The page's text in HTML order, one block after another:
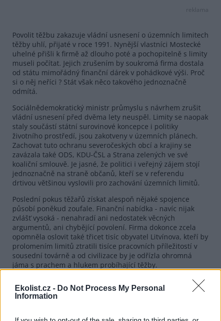
Ekolist.cz - Do Not Process My Personal
Information
reklama
Povolit těžbu zakazuje vládní usnesení o územních limitech
těžby uhlí, přijaté v roce 1991. Nynější vlastníci Mostecké
uhelné přišli k firmě až dlouho poté a pochopitelně s limity
museli počítat. Jejich zrušením by soukromá firma dostala
od státu mimořádný finanční dárek v pohádkové výši. Proč
si o něj neříci ? Stát však něco takového jednoznačně
odmítá.
Sociálnědemokratický ministr průmyslu s návrhem zrušit
vládní usnesení před dvěma lety neuspěl. Limity se naopak
staly součástí státní surovinové koncepce i politiky
životního prostředí, jsou zakotveny v územních plánech.
Zachovat tuto ochranu severočeských obcí a krajiny se
zavázala také ODS, KDU-ČSL a Strana zelených ve své
koaliční smlouvě. Je jasné, že politici i veřejný zájem stojí
jednoznačně na straně občanů, kteří se v referendu
drtivou většinou vyslovili pro zachování územních limitů.
Poslední pokus těžařů získat alespoň nějaké spojence
působí poněkud zoufale. Finanční nabídka - navíc nijak
zvlášť vysoká - nenahradí ani nedostatek věcných
argumentů, ani chybějící povolení. Firma dokonce zcela
opomněla oslovit také třicet tisíc obyvatel Litvínova, kteří by
prolomením limitů ztratili tisíce pracovních příležitostí v
sousední továrně a od civilizace by je odřízla ohromná
jáma s prachem a hlukem probíhající těžby.
Stát ale chrání nejen domy a pozemky místních obyvatel,
ale také poslední zbytky zachovalé krajiny kolem. Chrání i
uhelné ložisko v podzemí - příští generace jej jistě dokáží
Vládní usnesení platí a severočeské obce se bourat